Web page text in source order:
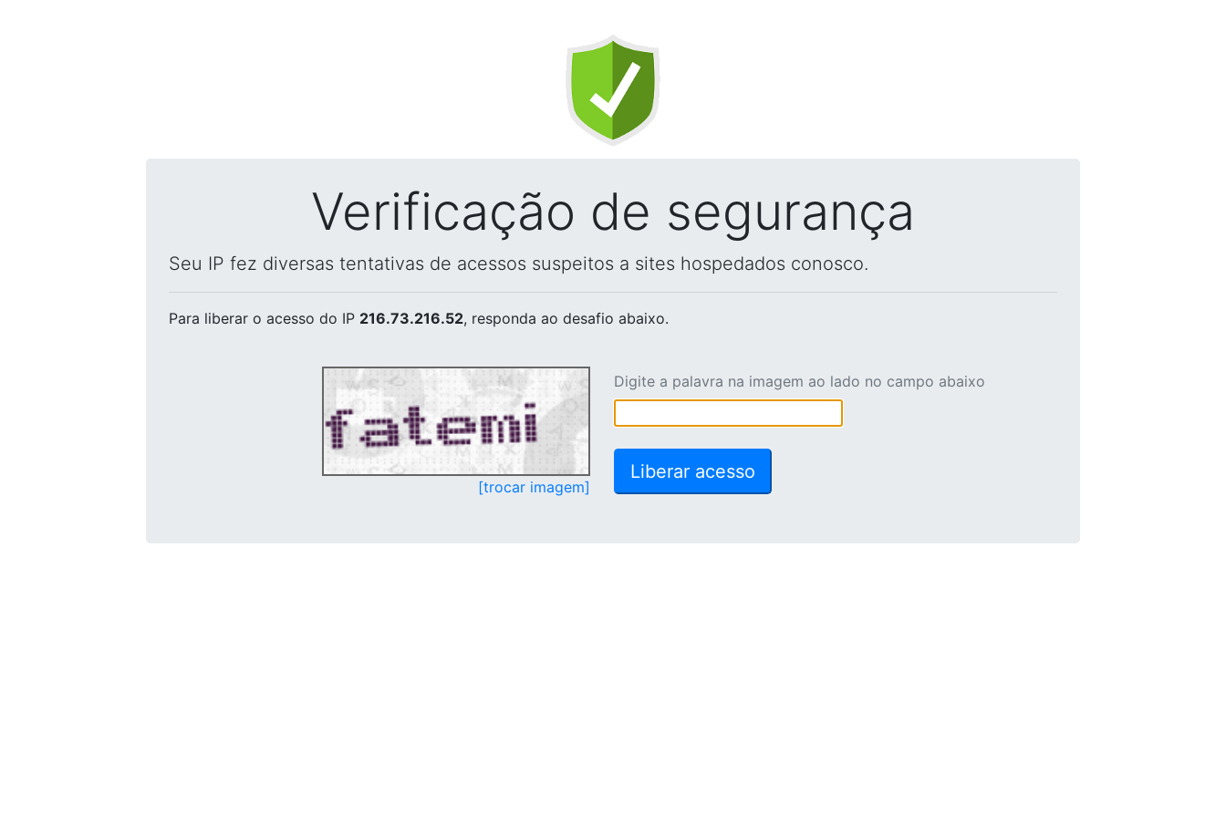
Verificação de segurança
Seu IP fez diversas tentativas de acessos suspeitos a sites hospedados conosco.
Para liberar o acesso do IP 216.73.216.52, responda ao desafio abaixo.
[trocar imagem]
Digite a palavra na imagem ao lado no campo abaixo